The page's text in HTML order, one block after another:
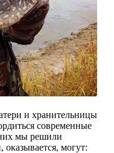
и хранительницы
современные
мы решили
оказывается, могут: